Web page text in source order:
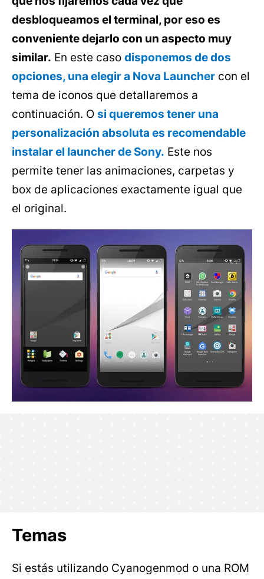
desbloqueamos el terminal, por eso es
conveniente dejarlo con un aspecto muy
similar. En este caso disponemos de dos
opciones, una elegir a Nova Launcher con el
tema de iconos que detallaremos a
continuación. O si queremos tener una
personalización absoluta es recomendable
instalar el launcher de Sony. Este nos
permite tener las animaciones, carpetas y
box de aplicaciones exactamente igual que
el original.
Temas
Si estás utilizando Cyanogenmod o una ROM